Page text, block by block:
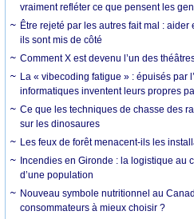
vraiment refléter ce que pensent les
Être rejeté par les autres fait mal :
ils sont mis de côté
Comment X est devenu l’un des
La « vibecoding fatigue » : épuisés par
informatiques inventent leurs propres
Ce que les techniques de chasse des
sur les dinosaures
Les feux de forêt menacent-ils les
Incendies en Gironde : la logistique au
d’une population
Nouveau symbole nutritionnel au
consommateurs à mieux choisir ?